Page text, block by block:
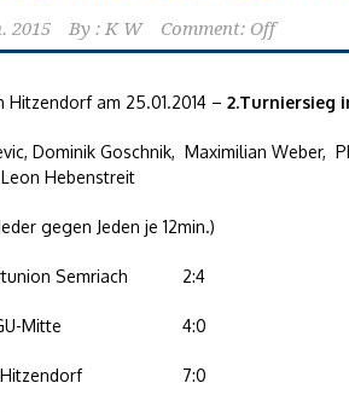
2015 By : K W Comment: Off
Hitzendorf am 25.01.2014 – 2.Turniersieg
Dominik Goschnik, Maximilian Weber,
Hebenstreit
gegen Jeden je 12min.)
Semriach 2:4
Mitte 4:0
Hitzendorf 7:0